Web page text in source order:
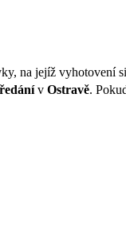
na jejíž vyhotovení
v Ostravě.